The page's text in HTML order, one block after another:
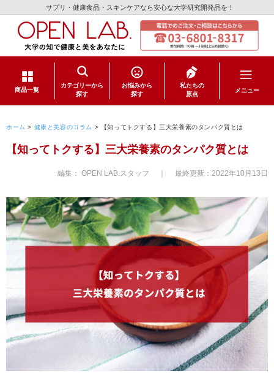
サプリ・健康食品・スキンケアなら安心な大学研究開発品を！
商品一覧
カテゴリーから
探す
健康食品
日用品
お悩みから
探す
私たちの
原点
メニュー
ホーム > 健康と美容のコラム > 【知ってトクする】三大栄養素のタンパク質とは
【知ってトクする】三大栄養素のタンパク質とは
編集： OPEN LAB.スタッフ ｜ 最終更新： 2022年10月13日